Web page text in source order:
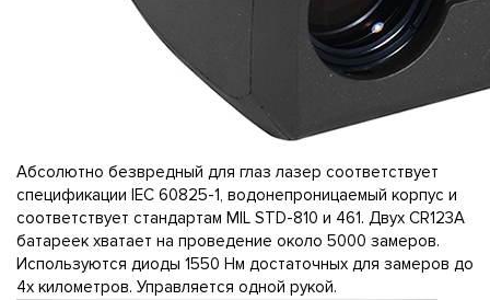
Абсолютно безвредный для глаз лазер соответствует
спецификации IEC 60825-1, водонепроницаемый корпус и
соответствует стандартам MIL STD-810 и 461. Двух CR123A
батареек хватает на проведение около 5000 замеров.
Используются диоды 1550 Нм достаточных для замеров до
4х километров. Управляется одной рукой.